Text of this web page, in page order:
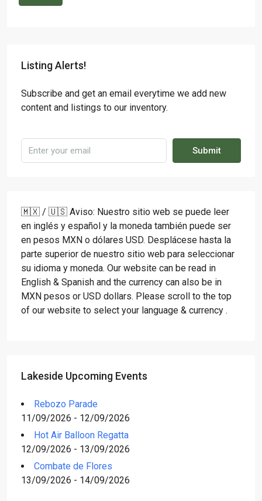
Listing Alerts!
Subscribe and get an email everytime we add new
content and listings to our inventory.
Submit
🇲🇽 / 🇺🇸 Aviso: Nuestro sitio web se puede leer
en inglés y español y la moneda también puede ser
en pesos MXN o dólares USD. Desplácese hasta la
parte superior de nuestro sitio web para seleccionar
su idioma y moneda. Our website can be read in
English & Spanish and the currency can also be in
MXN pesos or USD dollars. Please scroll to the top
of our website to select your language & currency .
Lakeside Upcoming Events
Rebozo Parade
11/09/2026 - 12/09/2026
Hot Air Balloon Regatta
12/09/2026 - 13/09/2026
Combate de Flores
13/09/2026 - 14/09/2026